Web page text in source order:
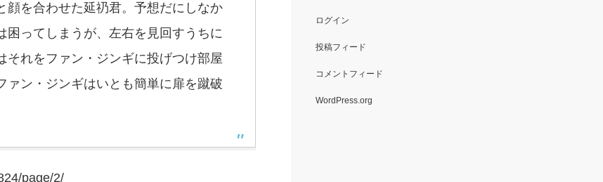
顔を合わせた延礽君。予想だにしなか
困ってしまうが、左右を見回すうちに
れをファン・ジンギに投げつけ部屋
ァン・ジンギはいとも簡単に扉を蹴破
page/2/
ログイン
投稿フィード
コメントフィード
WordPress.org